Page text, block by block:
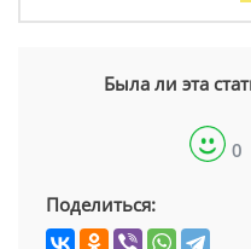
Была ли эта
0
Поделиться: